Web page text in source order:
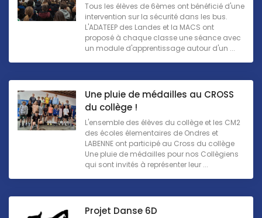
Tous les élèves de 6èmes ont bénéficié d'une
intervention sur la sécurité dans les bus.
L'ADATEEP des Landes et la MACS ont
proposé à chaque classe une séance avec
un module d'apprentissage autour d'un ...
Une pluie de médailles au CROSS
du collège !
L'ensemble des élèves du collège et les CM2
des écoles élementaires de Ondres et
LABENNE ont participé au Cross du collège
Une pluie de médailles pour nos Collègiens
qui sont invités à représenter leur ...
Projet Danse 6D